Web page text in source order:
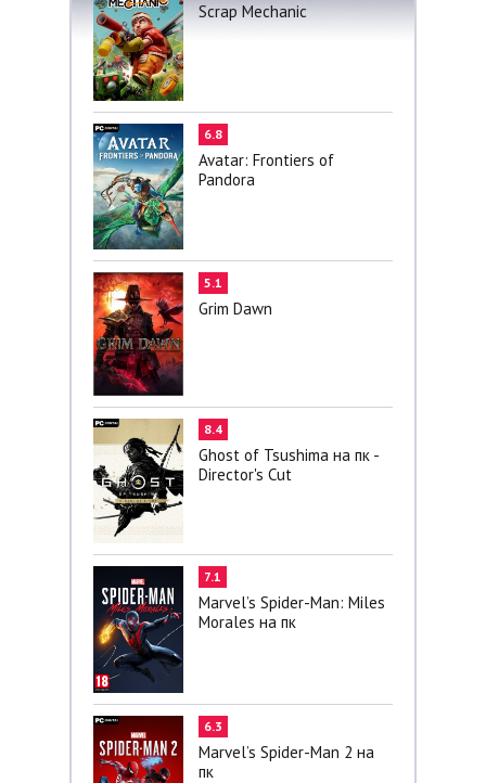
Scrap Mechanic
6.8
Avatar: Frontiers of
Pandora
5.1
Grim Dawn
8.4
Ghost of Tsushima на пк -
Director's Cut
7.1
Marvel’s Spider-Man: Miles
Morales на пк
6.3
Marvel’s Spider-Man 2 на
пк